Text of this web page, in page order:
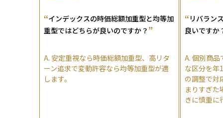
“インデックスの時価総額加重型と均等加
重型ではどちらが良いのですか？ ”
A. 安定重視なら時価総額加重型、高リタ
ーン追求で変動許容なら均等加重型が適
します。
“ リバラン
良いですか
A. 個別商品
な区分を年
の調整で対
まりすぎた
きに慎重に